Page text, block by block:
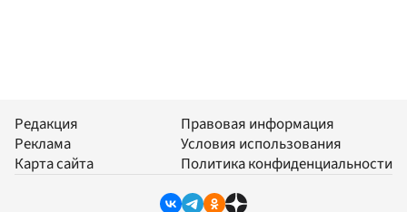
Редакция
Реклама
Карта сайта
Правовая информация
Условия использования
Политика конфиденциальности